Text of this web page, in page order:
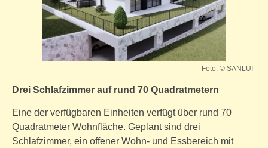
Foto: © SANLUI
Drei Schlafzimmer auf rund 70 Quadratmetern
Eine der verfügbaren Einheiten verfügt über rund 70
Quadratmeter Wohnfläche. Geplant sind drei
Schlafzimmer, ein offener Wohn- und Essbereich mit